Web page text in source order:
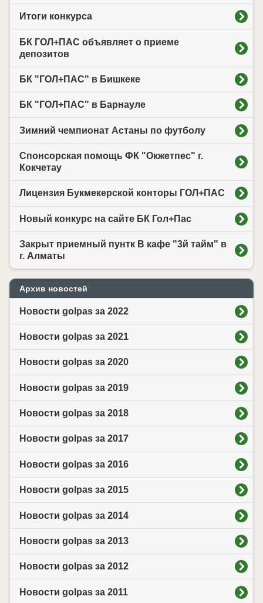
Итоги конкурса
БК ГОЛ+ПАС объявляет о приеме
депозитов
БК "ГОЛ+ПАС" в Бишкеке
БК "ГОЛ+ПАС" в Барнауле
Зимний чемпионат Астаны по футболу
Спонсорская помощь ФК "Окжетпес" г.
Кокчетау
Лицензия Букмекерской конторы ГОЛ+ПАС
Новый конкурс на сайте БК Гол+Пас
Закрыт приемный пунтк В кафе "3й тайм" в
г. Алматы
Архив новостей
Новости golpas за 2022
Новости golpas за 2021
Новости golpas за 2020
Новости golpas за 2019
Новости golpas за 2018
Новости golpas за 2017
Новости golpas за 2016
Новости golpas за 2015
Новости golpas за 2014
Новости golpas за 2013
Новости golpas за 2012
Новости golpas за 2011